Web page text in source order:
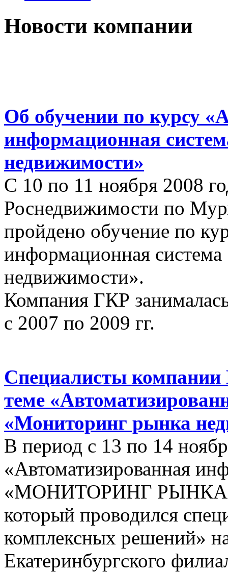
Новости компании
Об обучении по курсу
информационная
недвижимости»
С 10 по 11 ноября 2008
Роснедвижимости по
пройдено обучение по
информационная
недвижимости».
Компания ГКР
с 2007 по 2009 гг.
Специалисты
теме
«Мониторинг рынка
В период с 13 по 14
«Автоматизированная
«МОНИТОРИНГ
который проводился
комплексных решений»
Екатеринбургского